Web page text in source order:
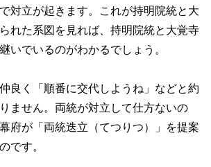
対立が起きます。これが持明院統と大
れた系図を見れば、持明院統と大覚寺
いでいるのがわかるでしょう。
良く「順番に交代しようね」などと約
ません。両統が対立して仕方ないの
府が「両統迭立（てつりつ）」を提案
です。